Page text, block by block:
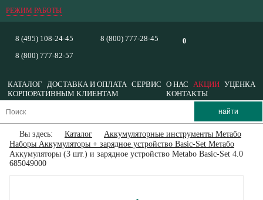
РЕЖИМ РАБОТЫ
0
8 (495) 108-24-45
8 (800) 777-82-57
8 (800) 777-28-45
КАТАЛОГ ДОСТАВКА И ОПЛАТА СЕРВИС О НАС АКЦИИ УЦЕНКА
КОРПОРАТИВНЫМ КЛИЕНТАМ
КОНТАКТЫ
Вы здесь: Каталог
Аккумуляторные инструменты Метабо
Наборы Аккумуляторы + зарядное устройство Basic-Set Метабо
Аккумуляторы (3 шт.) и зарядное устройство Metabo Basic-Set 4.0
685049000